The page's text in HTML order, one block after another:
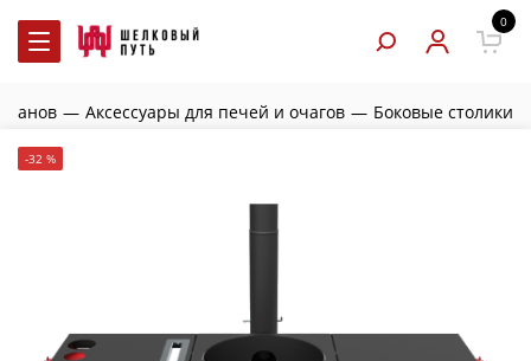
0
— Аксессуары для печей и очагов — Боковые столики
-32 %